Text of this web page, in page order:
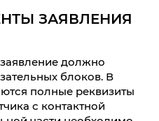
ЗАЯВЛЕНИЯ
должно
блоков. В
полные реквизиты
с контактной